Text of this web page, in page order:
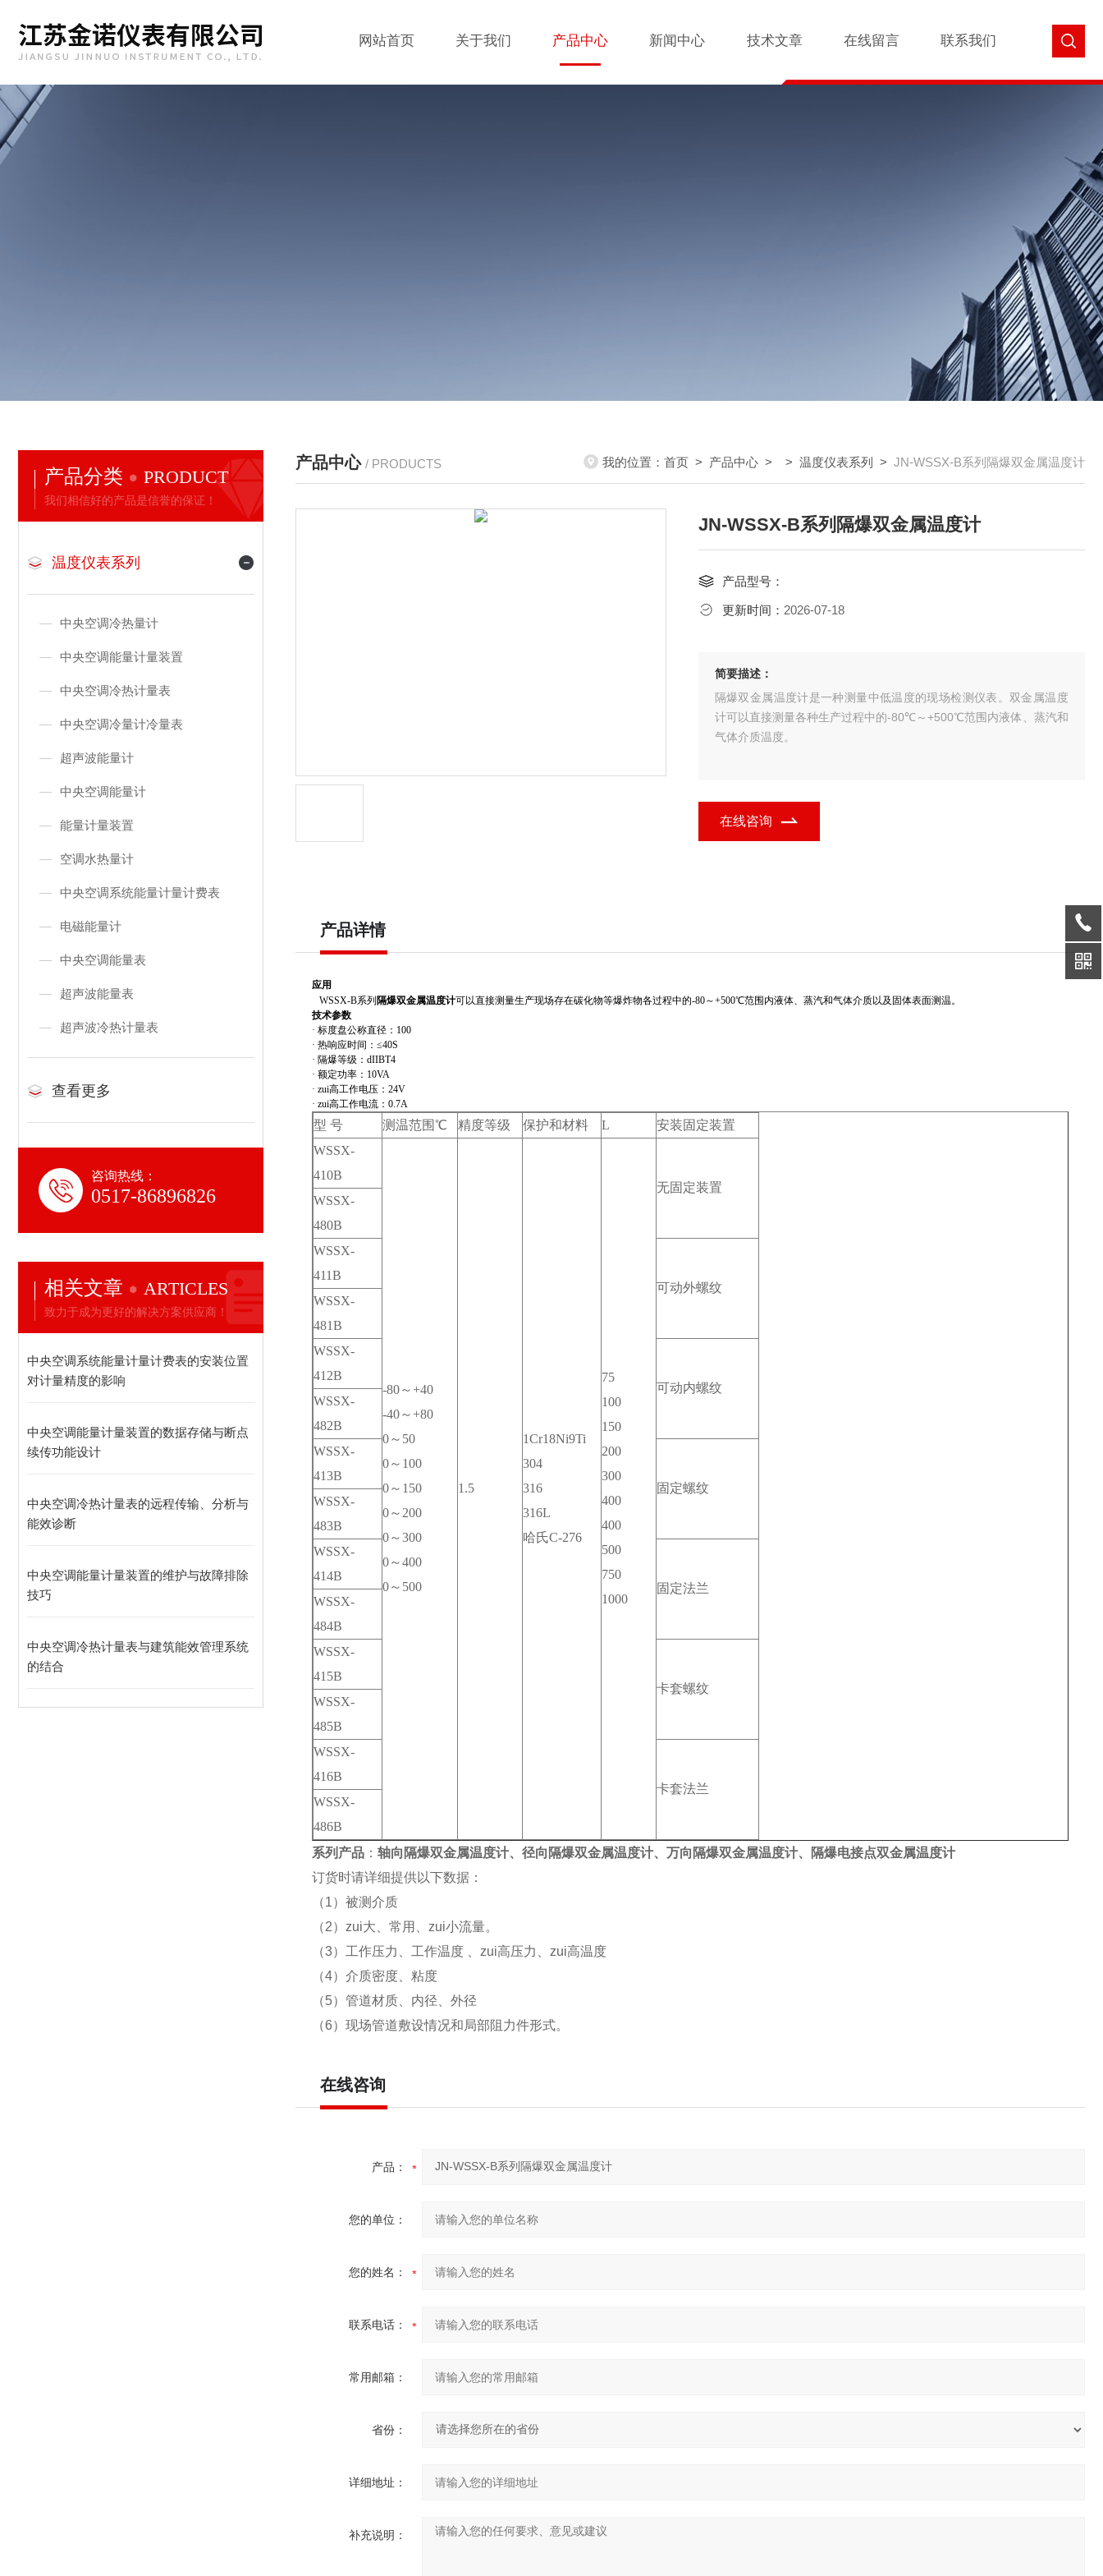
网站首页 关于我们 产品中心 新闻中心 技术文章 在线留言 联系我们
产品分类 PRODUCT
我们相信好的产品是信誉的保证！
温度仪表系列
中央空调冷热量计
中央空调能量计量装置
中央空调冷热计量表
中央空调冷量计冷量表
超声波能量计
中央空调能量计
能量计量装置
空调水热量计
中央空调系统能量计量计费表
电磁能量计
中央空调能量表
超声波能量表
超声波冷热计量表
查看更多
咨询热线：
0517-86896826
相关文章 ARTICLES
致力于成为更好的解决方案供应商！
中央空调系统能量计量计费表的安装位置
对计量精度的影响
中央空调能量计量装置的数据存储与断点
续传功能设计
中央空调冷热计量表的远程传输、分析与
能效诊断
中央空调能量计量装置的维护与故障排除
技巧
中央空调冷热计量表与建筑能效管理系统
的结合
产品中心 / PRODUCTS 我的位置： 首页 > 产品中心 > > 温度仪表系列 > JN-WSSX-B系列隔爆双金属温度计
JN-WSSX-B系列隔爆双金属温度计
产品型号：
更新时间： 2026-07-18
简要描述：
隔爆双金属温度计是一种测量中低温度的现场检测仪表。双金属温度
计可以直接测量各种生产过程中的-80℃～+500℃范围内液体、蒸汽和
气体介质温度。
在线咨询
产品详情
应用
WSSX-B系列 隔爆双金属温度计可以直接测量生产现场存在碳化物等爆炸物各过程中的-80～+500℃范围内液体、蒸汽和气体介质以及固体表面测温。
技术参数
· 标度盘公称直径：100
· 热响应时间：≤40S
· 隔爆等级：dIIBT4
· 额定功率：10VA
· zui高工作电压：24V
· zui高工作电流：0.7A
型 号 测温范围℃ 精度等级 保护和材料 L
安装固定装置
WSSX-
410B
-80～+40
-40～+80
0～50
0～100
0～150
0～200
0～300
0～400
0～500
1.5
1Cr18Ni9Ti
304
316
316L
哈氏C-276
75
100
150
200
300
400
400
500
750
1000
无固定装置
WSSX-
480B
WSSX-
411B
可动外螺纹
WSSX-
481B
WSSX-
412B
可动内螺纹
WSSX-
482B
WSSX-
413B
固定螺纹
WSSX-
483B
WSSX-
414B
固定法兰
WSSX-
484B
WSSX-
415B
卡套螺纹
WSSX-
485B
WSSX-
416B
卡套法兰
WSSX-
486B
系列产品 ： 轴向隔爆双金属温度计、径向隔爆双金属温度计、万向隔爆双金属温度计、隔爆电接点双金属温度计
订货时请详细提供以下数据：
（1）被测介质
（2）zui大、常用、zui小流量。
（3）工作压力、工作温度 、zui高压力、zui高温度
（4）介质密度、粘度
（5）管道材质、内径、外径
（6）现场管道敷设情况和局部阻力件形式。
在线咨询
产品：
您的单位：
您的姓名：
联系电话：
常用邮箱：
省份：
详细地址：
补充说明：